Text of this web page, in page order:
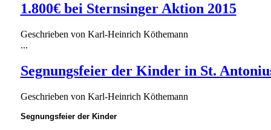
1.800€ bei Sternsinger Aktion 2015
Geschrieben von Karl-Heinrich Köthemann
...
Segnungsfeier der Kinder in St.
Geschrieben von Karl-Heinrich Köthemann
Segnungsfeier der Kinder